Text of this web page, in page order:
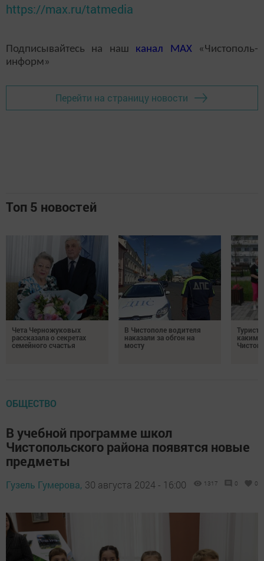
https://max.ru/tatmedia
Подписывайтесь на наш канал MAX«Чистополь-
информ»
Перейти на страницу новости
Топ 5 новостей
Чета Черножуковых
рассказала о секретах
семейного счастья
В Чистополе водителя
наказали за обгон на
мосту
каким
ОБЩЕСТВО
В учебной программе школ
Чистопольского района появятся новые
предметы
Гузель Гумерова, 30 августа 2024 - 16:00 1317 0 0